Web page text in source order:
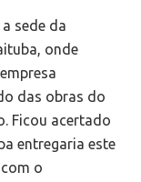
sede da
onde
das obras do
Ficou acertado
entregaria este
o